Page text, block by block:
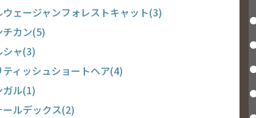
ウェージャンフォレストキャット(3)
チカン(5)
シャ(3)
ティッシュショートヘア(4)
ガル(1)
ールデックス(2)